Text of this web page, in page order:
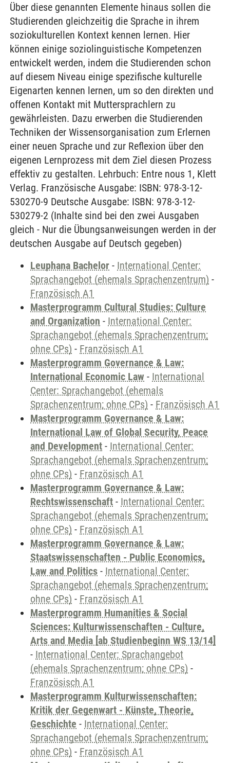
Über diese genannten Elemente hinaus sollen die
Studierenden gleichzeitig die Sprache in ihrem
soziokulturellen Kontext kennen lernen. Hier
können einige soziolinguistische Kompetenzen
entwickelt werden, indem die Studierenden schon
auf diesem Niveau einige spezifische kulturelle
Eigenarten kennen lernen, um so den direkten und
offenen Kontakt mit Muttersprachlern zu
gewährleisten. Dazu erwerben die Studierenden
Techniken der Wissensorganisation zum Erlernen
einer neuen Sprache und zur Reflexion über den
eigenen Lernprozess mit dem Ziel diesen Prozess
effektiv zu gestalten. Lehrbuch: Entre nous 1, Klett
Verlag. Französische Ausgabe: ISBN: 978-3-12-
530270-9 Deutsche Ausgabe: ISBN: 978-3-12-
530279-2 (Inhalte sind bei den zwei Ausgaben
gleich - Nur die Übungsanweisungen werden in der
deutschen Ausgabe auf Deutsch gegeben)
Leuphana Bachelor - International Center:
Sprachangebot (ehemals Sprachenzentrum) -
Französisch A1
Masterprogramm Cultural Studies: Culture
and Organization - International Center:
Sprachangebot (ehemals Sprachenzentrum;
ohne CPs) - Französisch A1
Masterprogramm Governance & Law:
International Economic Law - International
Center: Sprachangebot (ehemals
Sprachenzentrum; ohne CPs) - Französisch A1
Masterprogramm Governance & Law:
International Law of Global Security, Peace
and Development - International Center:
Sprachangebot (ehemals Sprachenzentrum;
ohne CPs) - Französisch A1
Masterprogramm Governance & Law:
Rechtswissenschaft - International Center:
Sprachangebot (ehemals Sprachenzentrum;
ohne CPs) - Französisch A1
Masterprogramm Governance & Law:
Staatswissenschaften - Public Economics,
Law and Politics - International Center:
Sprachangebot (ehemals Sprachenzentrum;
ohne CPs) - Französisch A1
Masterprogramm Humanities & Social
Sciences: Kulturwissenschaften - Culture,
Arts and Media [ab Studienbeginn WS 13/14]
- International Center: Sprachangebot
(ehemals Sprachenzentrum; ohne CPs) -
Französisch A1
Masterprogramm Kulturwissenschaften:
Kritik der Gegenwart - Künste, Theorie,
Geschichte - International Center:
Sprachangebot (ehemals Sprachenzentrum;
ohne CPs) - Französisch A1